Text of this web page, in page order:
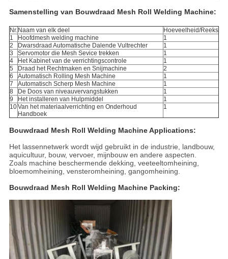
Samenstelling van Bouwdraad Mesh Roll Welding Machine:
Nr. Naam van elk deel
Hoeveelheid/Reeks
1
Hoofdmesh welding machine
1
2
Dwarsdraad Automatische Dalende Vultrechter
1
3
Servomotor die Mesh Sevice trekken
1
4
Het Kabinet van de verrichtingscontrole
1
5
Draad het Rechtmaken en Snijmachine
2
6
Automatisch Rolling Mesh Machine
1
7
Automatisch Scherp Mesh Machine
1
8
De Doos van niveauvervangstukken
1
9
Het installeren van Hulpmiddel
1
10Van het materiaalverrichting en Onderhoud
Handboek
1
Bouwdraad Mesh Roll Welding Machine Applications:
Het lassennetwerk wordt wijd gebruikt in de industrie, landbouw,
aquicultuur, bouw, vervoer, mijnbouw en andere aspecten.
Zoals machine beschermende dekking, veeteeltomheining,
bloemomheining, vensteromheining, gangomheining.
Bouwdraad Mesh Roll Welding Machine Packing: